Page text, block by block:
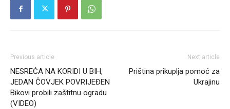
Previous article
NESREĆA NA KORIDI U BIH,
JEDAN ČOVJEK POVRIJEĐEN
Bikovi probili zaštitnu ogradu
(VIDEO)
Next article
Priština prikuplja pomoć za
Ukrajinu